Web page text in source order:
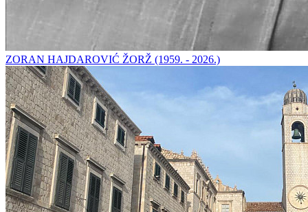
ZORAN HAJDAROVIĆ ŽORŽ (1959. - 2026.)